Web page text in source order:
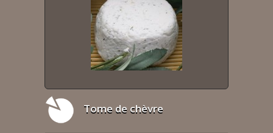
Tome de chèvre